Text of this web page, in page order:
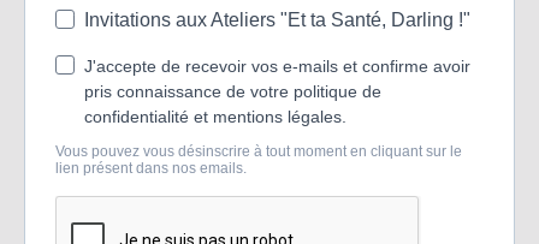
Invitations aux Ateliers "Et ta Santé, Darling !"
J'accepte de recevoir vos e-mails et confirme avoir
pris connaissance de votre politique de
confidentialité et mentions légales.
Vous pouvez vous désinscrire à tout moment en cliquant sur le
lien présent dans nos emails.